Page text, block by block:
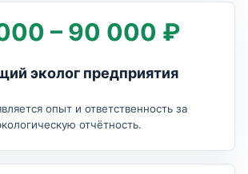
– 90 000 ₽
эколог предприятия
опыт и ответственность за
отчётность.